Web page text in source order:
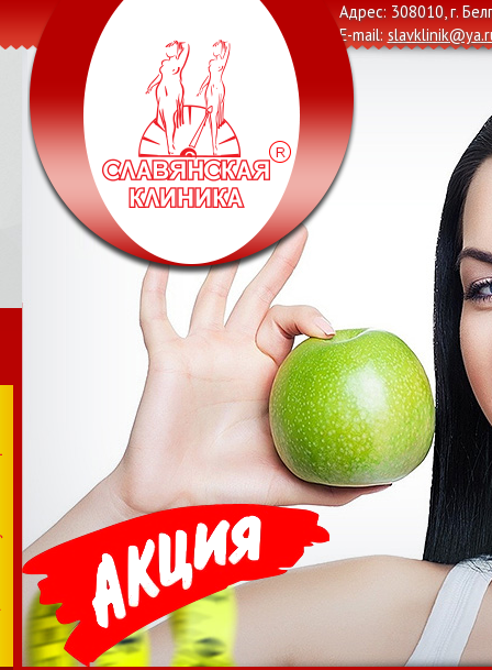
Адрес: 308010, г.
E-mail: